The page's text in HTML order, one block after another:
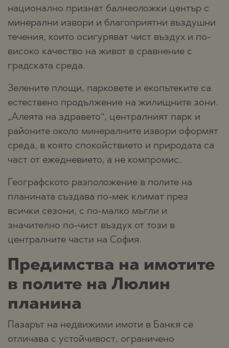
национално признат балнеоложки център с
минерални извори и благоприятни въздушни
течения, които осигуряват чист въздух и по-
високо качество на живот в сравнение с
градската среда.
Зелените площи, парковете и екопътеките са
естествено продължение на жилищните зони.
„Алеята на здравето“, централният парк и
районите около минералните извори оформят
среда, в която спокойствието и природата са
част от ежедневието, а не компромис.
Географското разположение в полите на
планината създава по-мек климат през
всички сезони, с по-малко мъгли и
значително по-чист въздух от този в
централните части на София.
Предимства на имотите
в полите на Люлин
планина
Пазарът на недвижими имоти в Банкя се
отличава с устойчивост, ограничено